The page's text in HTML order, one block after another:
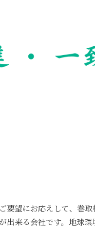
要望にお応えして、巻
出来る会社です。地球